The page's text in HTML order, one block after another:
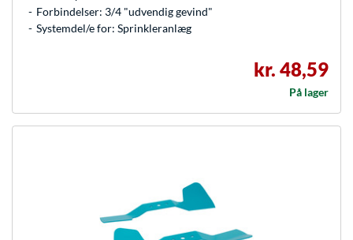
Forbindelser: 3/4 "udvendig gevind"
Systemdel/e for: Sprinkleranlæg
kr. 48,59
På lager